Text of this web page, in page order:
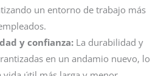
un entorno de trabajo más
y confianza:La durabilidad y
en un andamio nuevo, lo